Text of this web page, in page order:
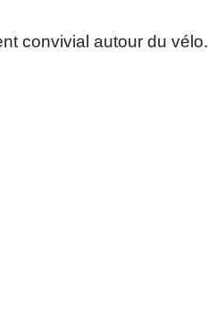
convivial autour du vélo.